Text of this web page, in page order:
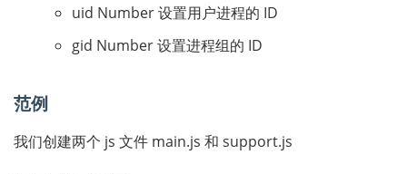
uid Number 设置用户进程的 ID
gid Number 设置进程组的 ID
范例
我们创建两个 js 文件 main.js 和 support.js